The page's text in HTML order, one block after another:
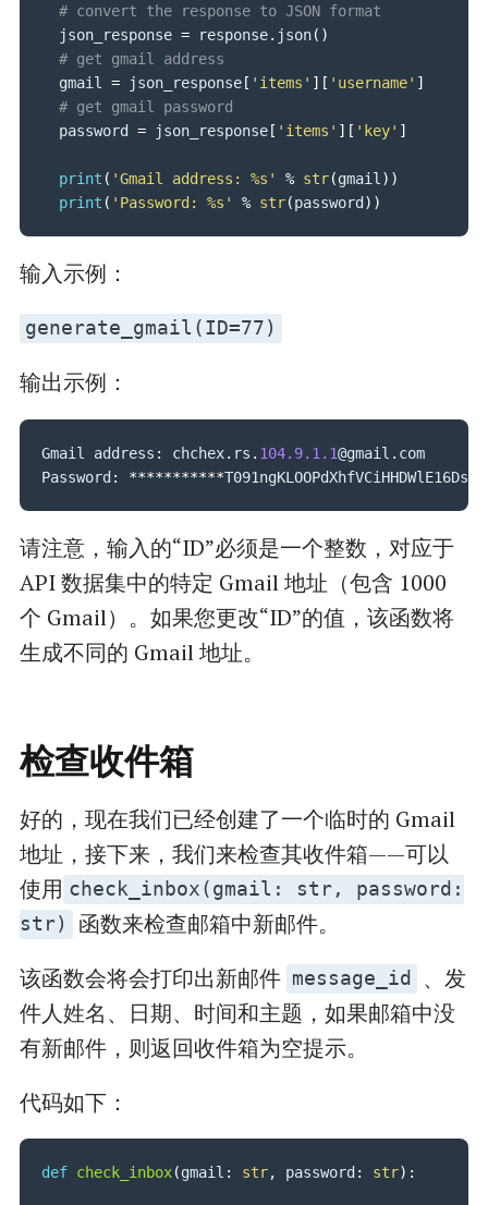
# convert the response to JSON format
  json_response
= response. json( )
# get gmail address
  gmail
= json_response[ 'items' ] [ 'username' ]
# get gmail password
  password
= json_response[ 'items' ] [ 'key' ]
print ( 'Gmail address: %s' % str(gmail ) )
print ( 'Password: %s' % str(password ) )
输入示例：
generate_gmail(ID=77)
输出示例：
Gmail address : chchex. rs . 104.9.1 .1@gmail . com
Password : ***********T091ngKLOOPdXhfVCiHHDWlE16Ds
请注意，输入的“ID”必须是一个整数，对应于
API 数据集中的特定 Gmail 地址（包含 1000
个 Gmail）。如果您更改“ID”的值，该函数将
生成不同的 Gmail 地址。
检查收件箱
好的，现在我们已经创建了一个临时的 Gmail
地址，接下来，我们来检查其收件箱——可以
使用 check_inbox(gmail: str, password:
str)
函数来检查邮箱中新邮件。
该函数会将会打印出新邮件 message_id
、发
件人姓名、日期、时间和主题，如果邮箱中没
有新邮件，则返回收件箱为空提示。
代码如下：
def check_inbox(gmail : str, password : str) :